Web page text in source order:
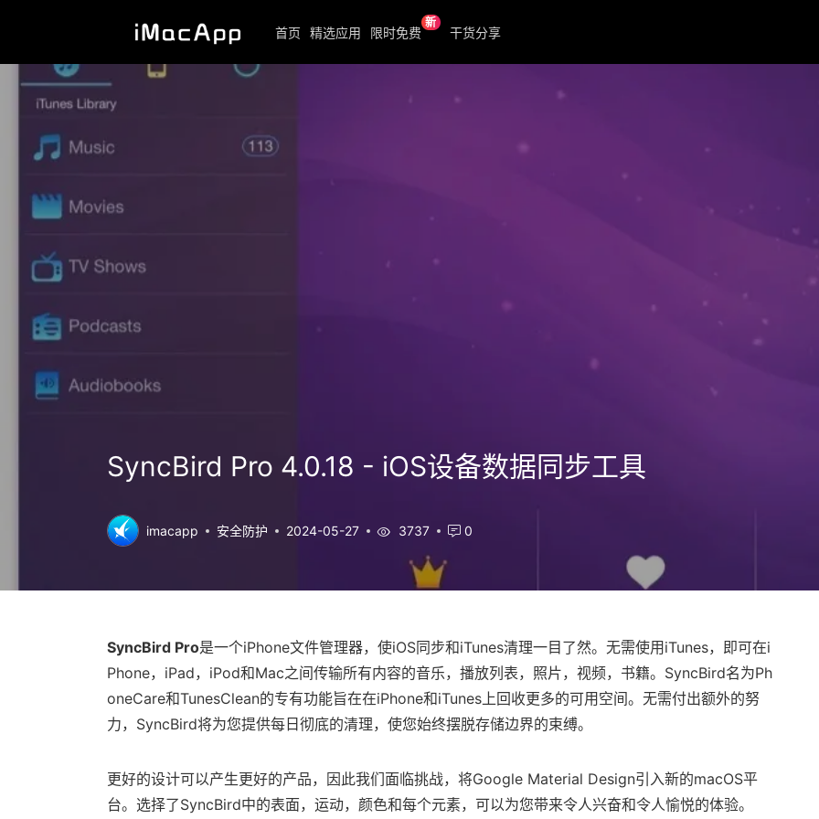
首页 精选应用 限时免费
新
干货分享
SyncBird Pro 4.0.18 - iOS设备数据同步工具
imacapp 安全防护 2024-05-27 3737 0
SyncBird Pro是一个iPhone文件管理器，使iOS同步和iTunes清理一目了然。无需使用iTunes，即可在i
Phone，iPad，iPod和Mac之间传输所有内容的音乐，播放列表，照片，视频，书籍。SyncBird名为Ph
oneCare和TunesClean的专有功能旨在在iPhone和iTunes上回收更多的可用空间。无需付出额外的努
力，SyncBird将为您提供每日彻底的清理，使您始终摆脱存储边界的束缚。
更好的设计可以产生更好的产品，因此我们面临挑战，将Google Material Design引入新的macOS平
台。选择了SyncBird中的表面，运动，颜色和每个元素，可以为您带来令人兴奋和令人愉悦的体验。